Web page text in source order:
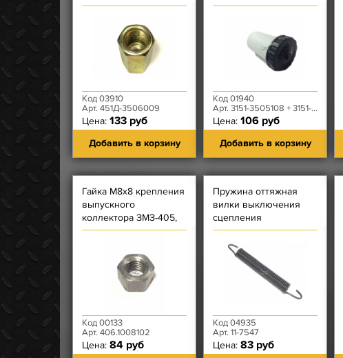
Код 03910
Арт. 451Д-3506009
Цена: 133 руб
Добавить в корзину
Код 01940
Арт. 3151-3505108 + 3151-3505110
Цена: 106 руб
Добавить в корзину
Гайка М8х8 крепления
выпускного
коллектора ЗМЗ-405,
406, 409, креп. вып
Код 00133
Арт. 406.1008102
Цена: 84 руб
Пружина оттяжная
вилки выключения
сцепления
Код 04935
Арт. 11-7547
Цена: 83 руб